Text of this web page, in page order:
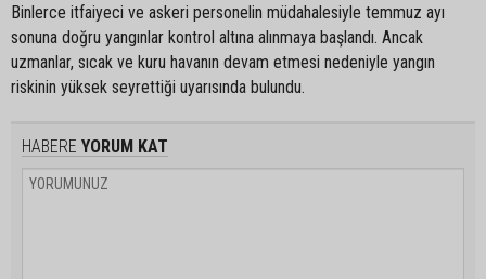
Binlerce itfaiyeci ve askeri personelin müdahalesiyle temmuz ayı
sonuna doğru yangınlar kontrol altına alınmaya başlandı. Ancak
uzmanlar, sıcak ve kuru havanın devam etmesi nedeniyle yangın
riskinin yüksek seyrettiği uyarısında bulundu.
HABERE YORUM KAT